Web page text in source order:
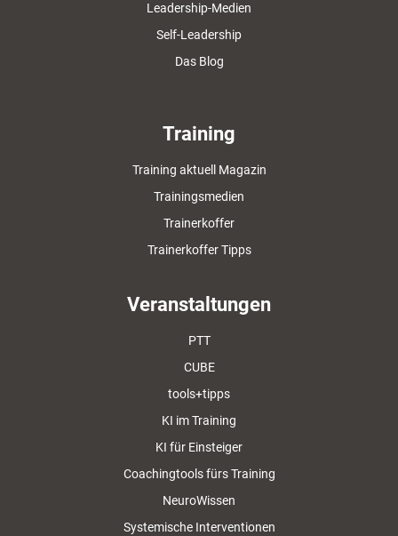
Leadership-Medien
Self-Leadership
Das Blog
Training
Training aktuell Magazin
Trainingsmedien
Trainerkoffer
Trainerkoffer Tipps
Veranstaltungen
PTT
CUBE
tools+tipps
KI im Training
KI für Einsteiger
Coachingtools fürs Training
NeuroWissen
Systemische Interventionen